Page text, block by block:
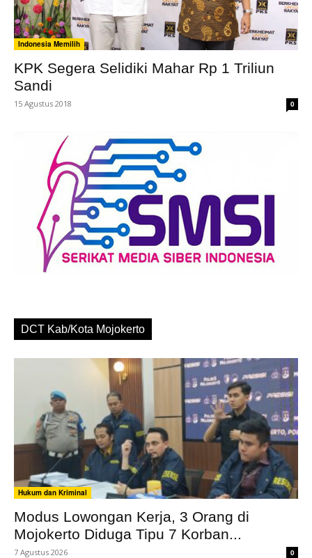
Indonesia Memilih
KPK Segera Selidiki Mahar Rp 1 Triliun
Sandi
15 Agustus 2018 0
DCT Kab/Kota Mojokerto
Hukum dan Kriminal
Modus Lowongan Kerja, 3 Orang di
Mojokerto Diduga Tipu 7 Korban...
7 Agustus 2026 0